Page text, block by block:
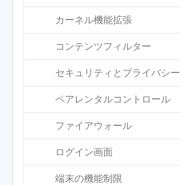
カーネル機能拡張
コンテンツフィルター
セキュリティとプライバシー
ペアレンタルコントロール
ファイアウォール
ログイン画面
端末の機能制限